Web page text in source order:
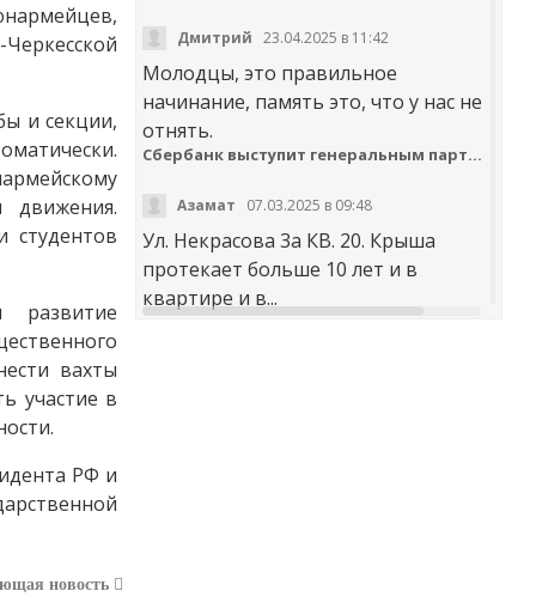
и секции,
студентов
развитие
вахты
участие в
РФ и
новость
Дмитрий 23.04.2025 в 11:42
Молодцы, это правильное
начинание, память это, что у нас не
отнять.
Сбербанк выступит генеральным партнером онлайн-шествия «Бессмертный полк»
Азамат 07.03.2025 в 09:48
Ул. Некрасова 3а КВ. 20. Крыша
протекает больше 10 лет и в
квартире и в...